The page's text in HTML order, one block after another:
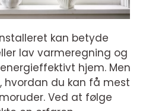
kan betyde
lav varmeregning og
hjem. Men
du kan få mest
Ved at følge